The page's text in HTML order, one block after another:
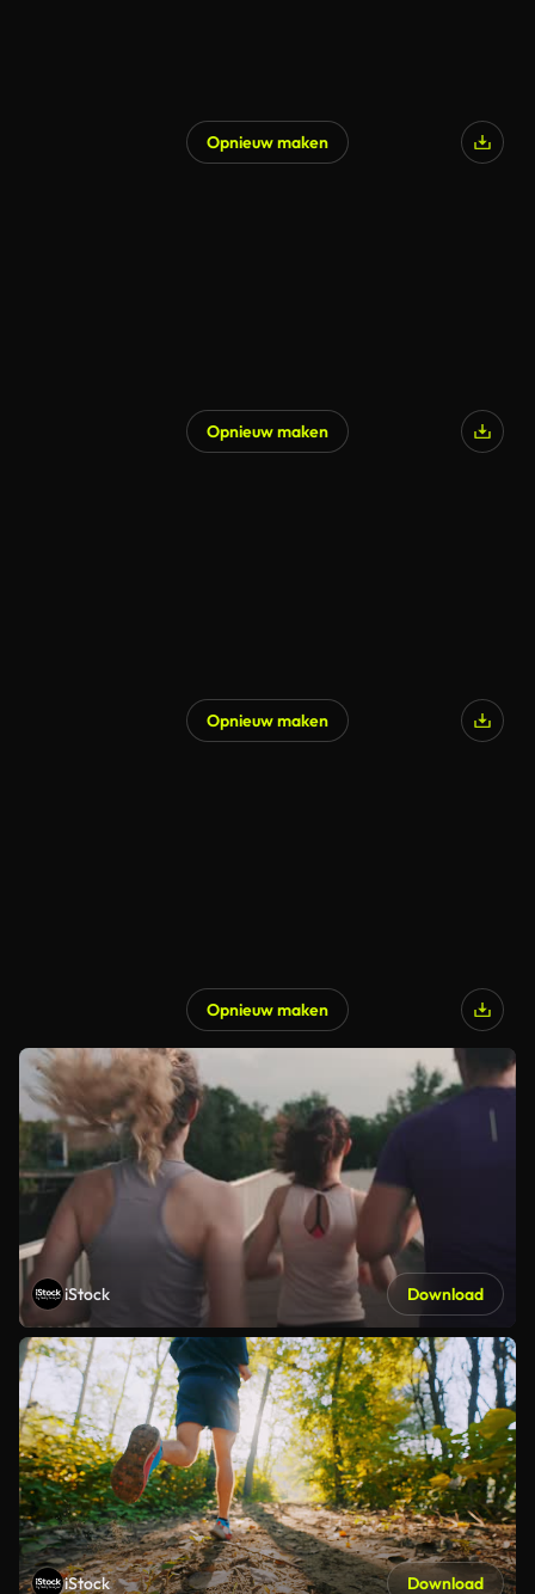
Opnieuw maken
Opnieuw maken
Opnieuw maken
Opnieuw maken
iStock Download
iStock Download